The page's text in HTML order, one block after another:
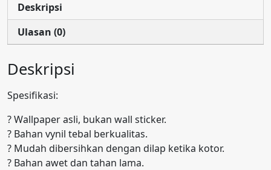
Deskripsi
Ulasan (0)
Deskripsi
Spesifikasi:
? Wallpaper asli, bukan wall sticker.
? Bahan vynil tebal berkualitas.
? Mudah dibersihkan dengan dilap ketika kotor.
? Bahan awet dan tahan lama.